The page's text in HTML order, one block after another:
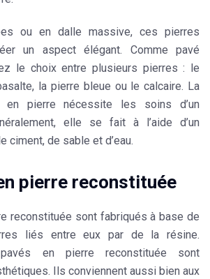
ou en dalle massive, ces pierres
un aspect élégant. Comme pavé
le choix entre plusieurs pierres: le
la pierre bleue ou le calcaire. La
pierre nécessite les soins d’un
elle se fait à l’aide d’un
ciment, de sable et d’eau.
pierre reconstituée
reconstituée sont fabriqués à base de
liés entre eux par de la résine.
en pierre reconstituée sont
Ils conviennent aussi bien aux